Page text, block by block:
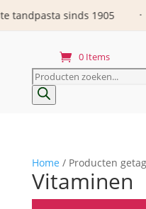
sinds 1905 •
0 Items
Producten
zoeken
Home / Producten
Vitaminen